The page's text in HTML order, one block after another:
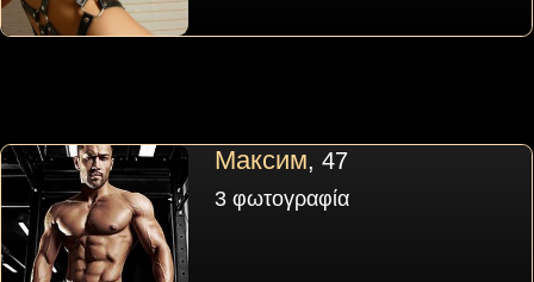
Максим, 47
3 φωτογραφία